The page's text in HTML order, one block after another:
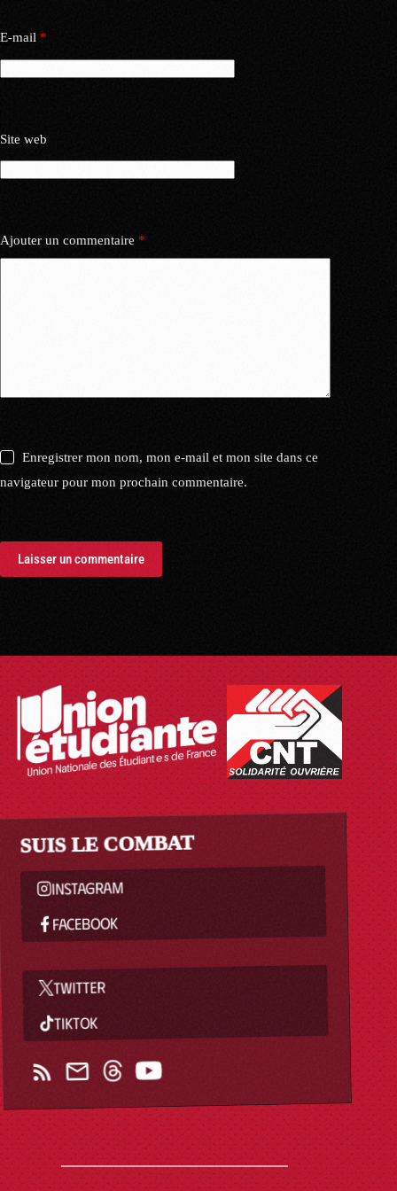
E-mail *
Site web
Ajouter un commentaire *
Enregistrer mon nom, mon e-mail et mon site dans ce
navigateur pour mon prochain commentaire.
Laisser un commentaire
SUIS LE COMBAT
INSTAGRAM
FACEBOOK
TWITTER
TIKTOK